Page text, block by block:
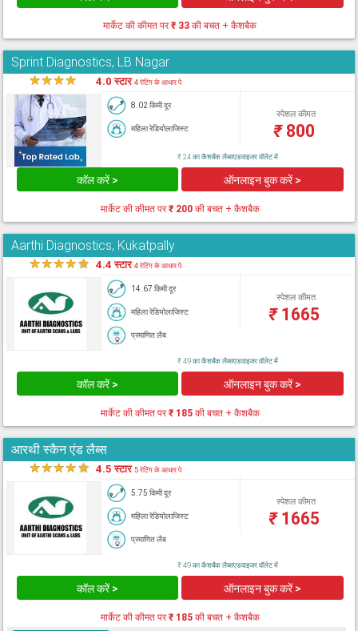
मार्केट की कीमत पर₹ 33 की बचत + कैशबैक
Sprint Diagnostics, LB Nagar
★★★★ 4.0 स्टार4 रेटिंग के आधार पे
8.02 किमी दूर
महिला रेडियोलाजिस्ट
स्पेशल कीमत
₹800
₹ 24 का कैशबैक लैब्सएडवाइजर वॉलेट में
कॉल करें > ऑनलाइन बुक करें >
मार्केट की कीमत पर₹ 200की बचत + कैशबैक
Aarthi Diagnostics, Kukatpally
★★★★★ 4.4 स्टार4 रेटिंग के आधार पे
14.67 किमी दूर
महिला रेडियोलाजिस्ट
प्रमाणित लैब
स्पेशल कीमत
₹1665
₹ 49 का कैशबैक लैब्सएडवाइजर वॉलेट में
कॉल करें > ऑनलाइन बुक करें >
मार्केट की कीमत पर₹ 185की बचत + कैशबैक
आरथी स्कैन एंड लैब्स
★★★★★ 4.5 स्टार5 रेटिंग के आधार पे
5.75 किमी दूर
महिला रेडियोलाजिस्ट
प्रमाणित लैब
स्पेशल कीमत
₹1665
₹ 49 का कैशबैक लैब्सएडवाइजर वॉलेट में
कॉल करें > ऑनलाइन बुक करें >
मार्केट की कीमत पर₹ 185की बचत + कैशबैक